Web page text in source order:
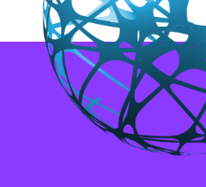
NEXT
The Evolution of Casino Loyalty Programs